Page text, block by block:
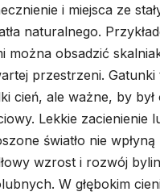
i miejsca ze
naturalnego.
można obsadzić
przestrzeni. Gatunki
cień, ale ważne, by był
Lekkie zacienienie
światło nie
wzrost i rozwój bylin
W głębokim